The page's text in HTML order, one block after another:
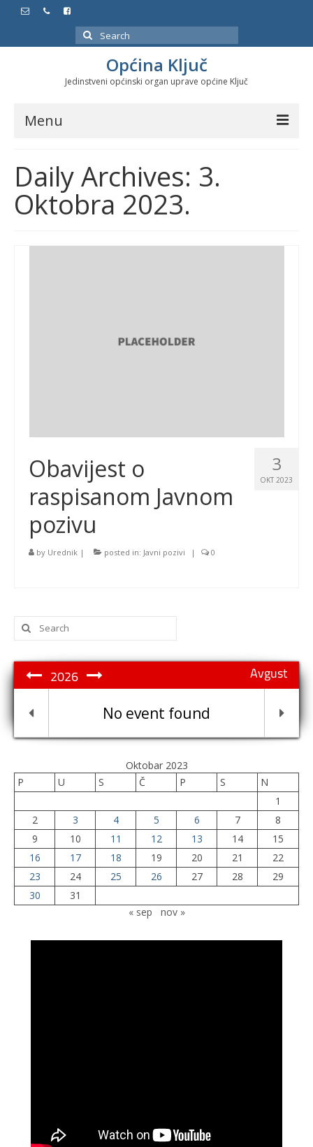
Search
for:
Općina Ključ
Jedinstveni općinski organ uprave općine Ključ
Menu
Službeni glasnici
Javne nabavke
Značajni datumi i manifestacije
Daily Archives: 3.
Oktobra 2023.
3
OKT 2023
Obavijest o
raspisanom Javnom
pozivu
by Urednik | posted in: Javni pozivi | 0
Search
for:
Avgust
2026
No event found
Oktobar 2023
P
U S Č P S
N
1
2
3 4 5 6 7
8
9
10 11 12 13 14
15
16
17 18 19 20 21
22
23
24 25 26 27 28
29
30
31
« sep
nov »